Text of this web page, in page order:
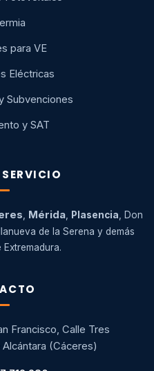
para VE
Eléctricas
Subvenciones
y SAT
, Mérida, Plasencia, Don
de la Serena y demás
Extremadura.
Francisco, Calle Tres
(Cáceres)